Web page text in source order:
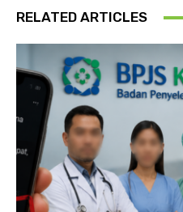
RELATED ARTICLES